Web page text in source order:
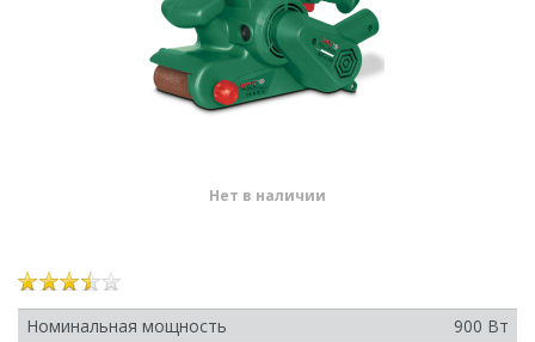
Нет в наличии
Номинальная мощность
900 Вт